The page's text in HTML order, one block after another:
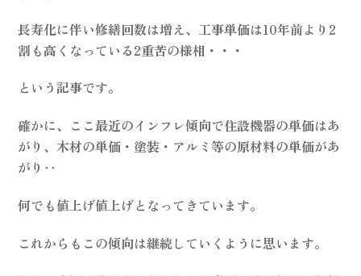
長寿化に伴い修繕回数は増え、工事単価は10年前より2
割も高くなっている2重苦の様相・・・
という記事です。
確かに、ここ最近のインフレ傾向で住設機器の単価はあ
がり、木材の単価・塗装・アルミ等の原材料の単価があ
がり‥
何でも値上げ値上げとなってきています。
これからもこの傾向は継続していくように思います。